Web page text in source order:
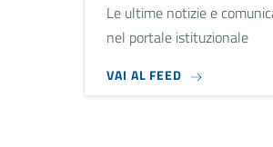
Le ultime notizie e
nel portale istituzionale
VAI AL FEED